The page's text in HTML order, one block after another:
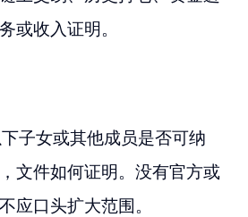
或收入证明。
子女或其他成员是否可纳
文件如何证明。没有官方或
应口头扩大范围。